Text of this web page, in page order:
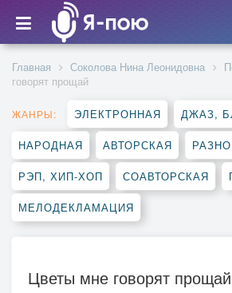
Главная Соколова Нина Леонидовна
говорят прощай
ЖАНРЫ: ЭЛЕКТРОННАЯ ДЖАЗ,
НАРОДНАЯ АВТОРСКАЯ
РЭП, ХИП-ХОП СОАВТОРСКАЯ
МЕЛОДЕКЛАМАЦИЯ
Цветы мне говорят прощай